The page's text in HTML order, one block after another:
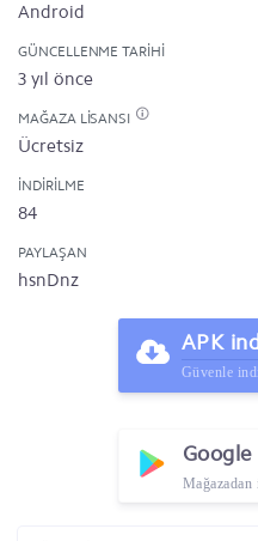
Android
GÜNCELLENME TARIHI
3 yıl önce
MAĞAZA LISANSI
Ücretsiz
İNDIRILME
84
PAYLAŞAN
hsnDnz
APK
Güvenle
Google